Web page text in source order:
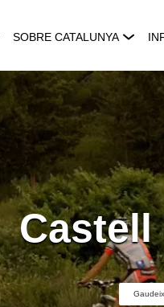
SOBRE CATALUNYA
Castell